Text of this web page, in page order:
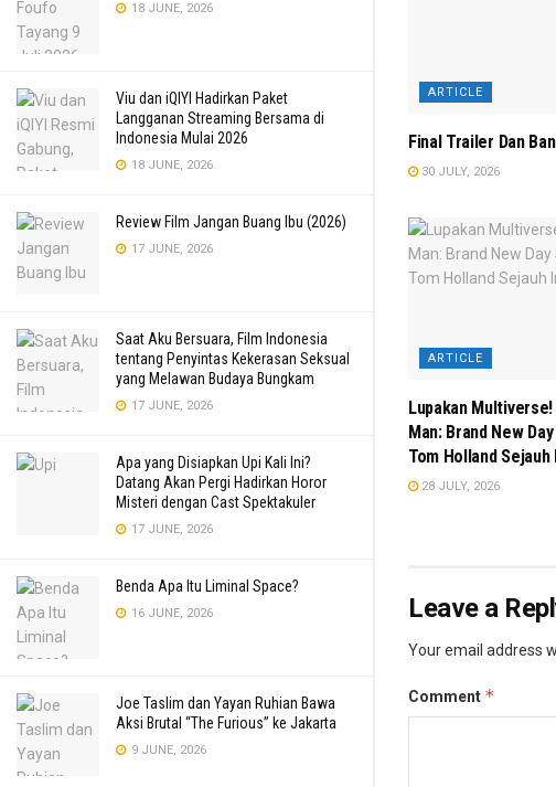
18 JUNE, 2026
Viu dan iQIYI Hadirkan Paket
Langganan Streaming Bersama di
Indonesia Mulai 2026
18 JUNE, 2026
Review Film Jangan Buang Ibu (2026)
17 JUNE, 2026
Saat Aku Bersuara, Film Indonesia
tentang Penyintas Kekerasan Seksual
yang Melawan Budaya Bungkam
17 JUNE, 2026
Apa yang Disiapkan Upi Kali Ini?
Datang Akan Pergi Hadirkan Horor
Misteri dengan Cast Spektakuler
17 JUNE, 2026
Benda Apa Itu Liminal Space?
16 JUNE, 2026
Joe Taslim dan Yayan Ruhian Bawa
Aksi Brutal “The Furious” ke Jakarta
9 JUNE, 2026
ARTICLE
Final Trailer Dan
30 JULY, 2026
ARTICLE
Lupakan
Man: Brand New
Tom Holland Sejauh
28 JULY, 2026
Leave a
Your email address
Comment *